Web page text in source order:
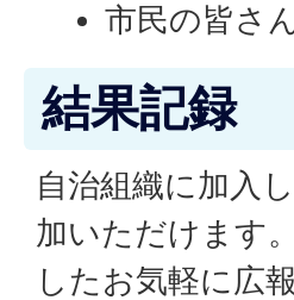
市民の皆さ
結果記録
自治組織に加入
加いただけます
したお気軽に広